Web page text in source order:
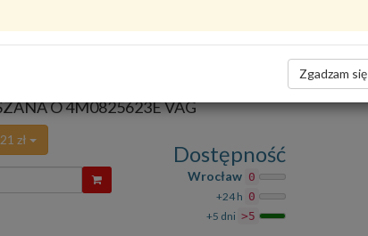
Zgadzam się
oryginalny VW AUDI SEAT SKODA
O 4M0825623E VAG
zł
Dostępność
Wrocław 0
+24 h 0
+5 dni >5